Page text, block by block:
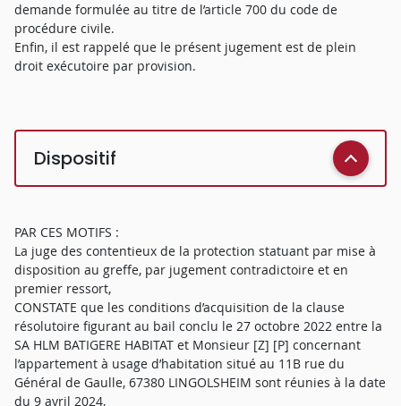
demande formulée au titre de l’article 700 du code de
procédure civile.
Enfin, il est rappelé que le présent jugement est de plein
droit exécutoire par provision.
Dispositif
PAR CES MOTIFS :
La juge des contentieux de la protection statuant par mise à
disposition au greffe, par jugement contradictoire et en
premier ressort,
CONSTATE que les conditions d’acquisition de la clause
résolutoire figurant au bail conclu le 27 octobre 2022 entre la
SA HLM BATIGERE HABITAT et Monsieur [Z] [P] concernant
l’appartement à usage d’habitation situé au 11B rue du
Général de Gaulle, 67380 LINGOLSHEIM sont réunies à la date
du 9 avril 2024,